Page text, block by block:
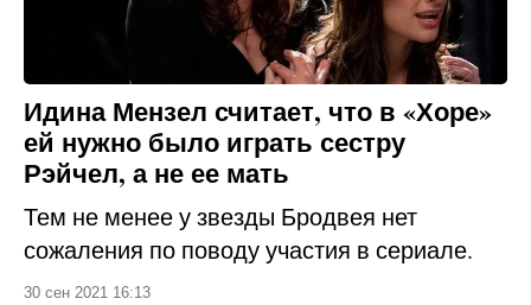
Идина Мензел считает, что в «Хоре»
ей нужно было играть сестру
Рэйчел, а не ее мать
Тем не менее у звезды Бродвея нет
сожаления по поводу участия в сериале.
30 сен 2021 16:13